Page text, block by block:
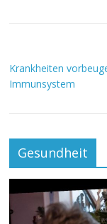
Krankheiten
Immunsystem
Gesundheit